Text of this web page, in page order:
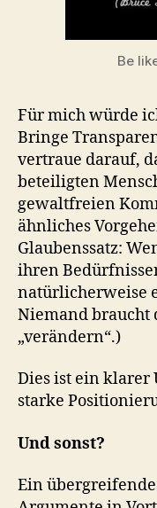
Be
Für mich würde
Bringe
vertraue darauf,
beteiligten
gewaltfreien
ähnliches
Glaubenssatz:
ihren
natürlicherweise
Niemand braucht
„verändern“.)
Dies ist ein klarer
starke
Und sonst?
Ein